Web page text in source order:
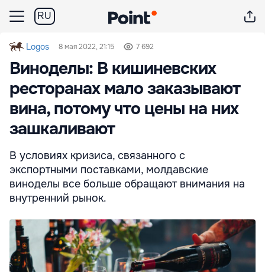
RU
Logos 8 мая 2022, 21:15 7 692
Виноделы: В кишиневских
ресторанах мало заказывают
вина, потому что цены на них
зашкаливают
В условиях кризиса, связанного с
экспортными поставками, молдавские
виноделы все больше обращают внимания на
внутренний рынок.